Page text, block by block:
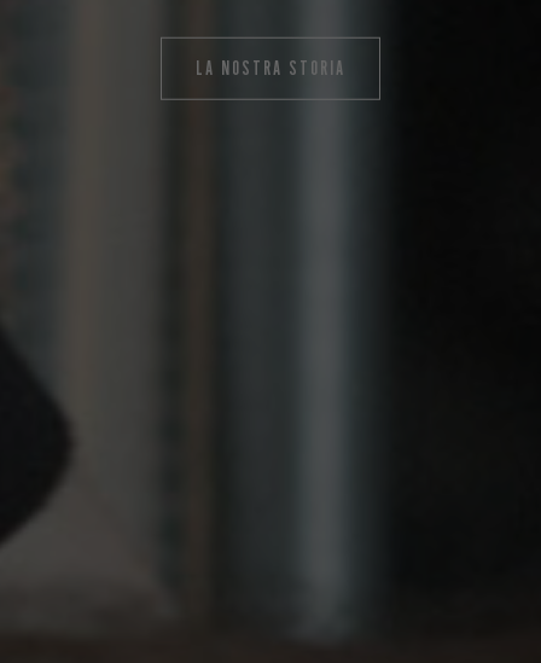
LA NOSTRA STORIA